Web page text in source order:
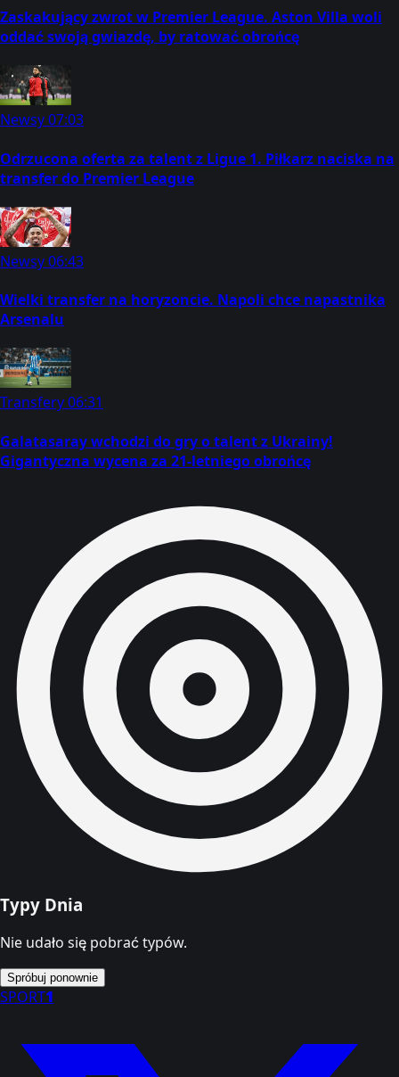
Zaskakujący zwrot w Premier League. Aston Villa woli
oddać swoją gwiazdę, by ratować obrońcę
Newsy07:03
Odrzucona oferta za talent z Ligue 1. Piłkarz naciska na
transfer do Premier League
Newsy06:43
Wielki transfer na horyzoncie. Napoli chce napastnika
Arsenalu
Transfery06:31
Galatasaray wchodzi do gry o talent z Ukrainy!
Gigantyczna wycena za 21-letniego obrońcę
Typy Dnia
Nie udało się pobrać typów.
Spróbuj ponownie
SPORT1